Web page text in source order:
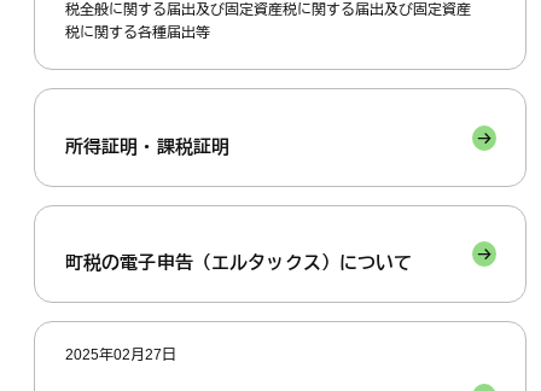
税全般に関する届出及び固定資産税に関する届出及び固定資産
税に関する各種届出等
所得証明・課税証明
町税の電子申告（エルタックス）について
2025年02月27日